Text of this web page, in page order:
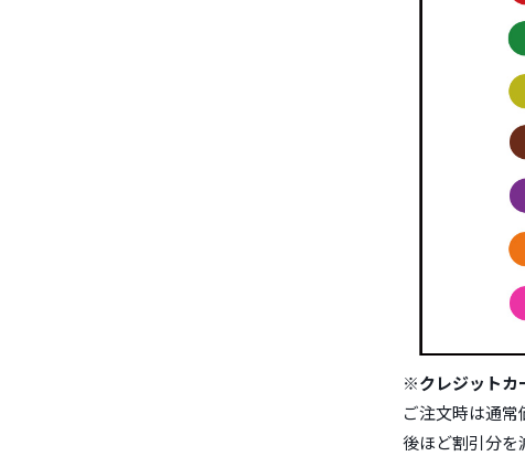
※クレジットカ
ご注文時は通
後ほど割引分を